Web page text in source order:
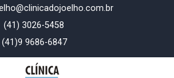
(41) 3026-5458
(41)9 9686-6847